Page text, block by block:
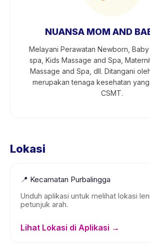
NUANSA MOM AND
Melayani Perawatan Newborn,
spa, Kids Massage and Spa,
Massage and Spa, dll. Ditangani
merupakan tenaga kesehatan
CSMT.
Lokasi
📍 Kecamatan Purbalingga
Unduh aplikasi untuk melihat lokasi
petunjuk arah.
Lihat Lokasi di Aplikasi →